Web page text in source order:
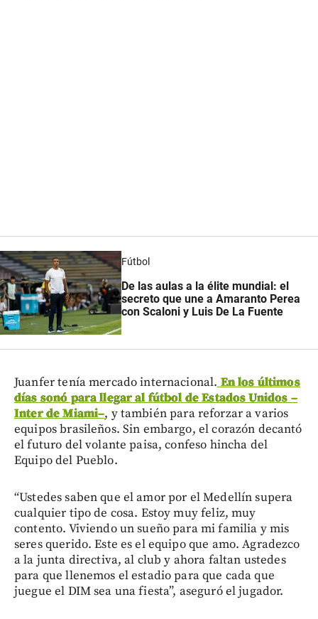
Fútbol
De las aulas a la élite mundial: el
secreto que une a Amaranto Perea
con Scaloni y Luis De La Fuente
Juanfer tenía mercado internacional. En los últimos
días sonó para llegar al fútbol de Estados Unidos –
Inter de Miami–, y también para reforzar a varios
equipos brasileños. Sin embargo, el corazón decantó
el futuro del volante paisa, confeso hincha del
Equipo del Pueblo.
“Ustedes saben que el amor por el Medellín supera
cualquier tipo de cosa. Estoy muy feliz, muy
contento. Viviendo un sueño para mi familia y mis
seres querido. Este es el equipo que amo. Agradezco
a la junta directiva, al club y ahora faltan ustedes
para que llenemos el estadio para que cada que
juegue el DIM sea una fiesta”, aseguró el jugador.